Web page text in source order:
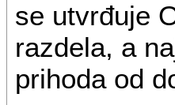
se utvrđuje
razdela, a
prihoda od